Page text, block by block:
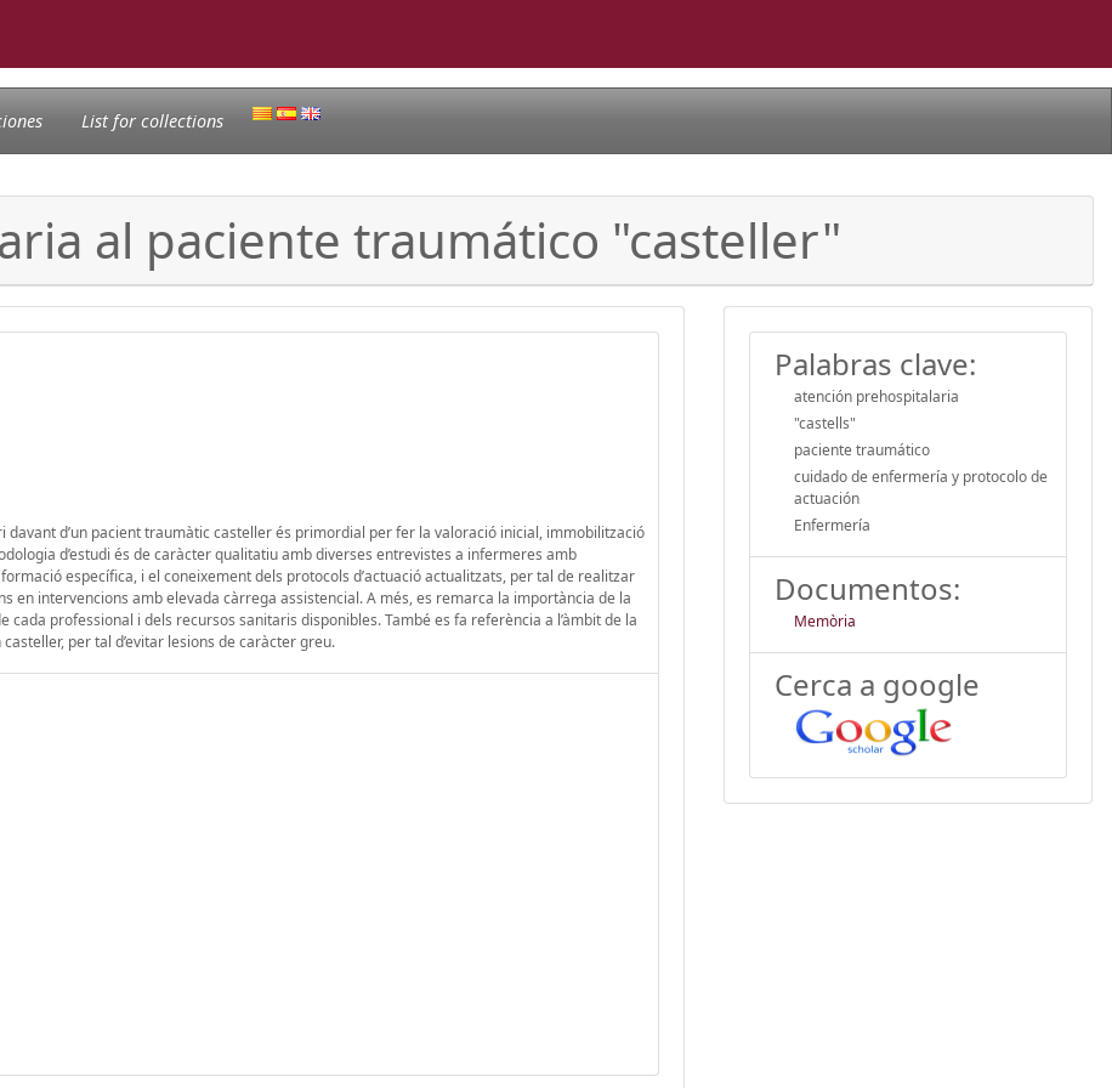
List for collections
al paciente traumático "casteller"
davant d’un pacient traumàtic casteller és primordial per fer la valoració inicial, immobilització
d’estudi és de caràcter qualitatiu amb diverses entrevistes a infermeres amb
específica, i el coneixement dels protocols d’actuació actualitzats, per tal de realitzar
en intervencions amb elevada càrrega assistencial. A més, es remarca la importància de la
professional i dels recursos sanitaris disponibles. També es fa referència a l’àmbit de la
per tal d’evitar lesions de caràcter greu.
Palabras clave:
atención prehospitalaria
"castells"
paciente traumático
cuidado de enfermería y protocolo de
actuación
Enfermería
Documentos:
Memòria
Cerca a google